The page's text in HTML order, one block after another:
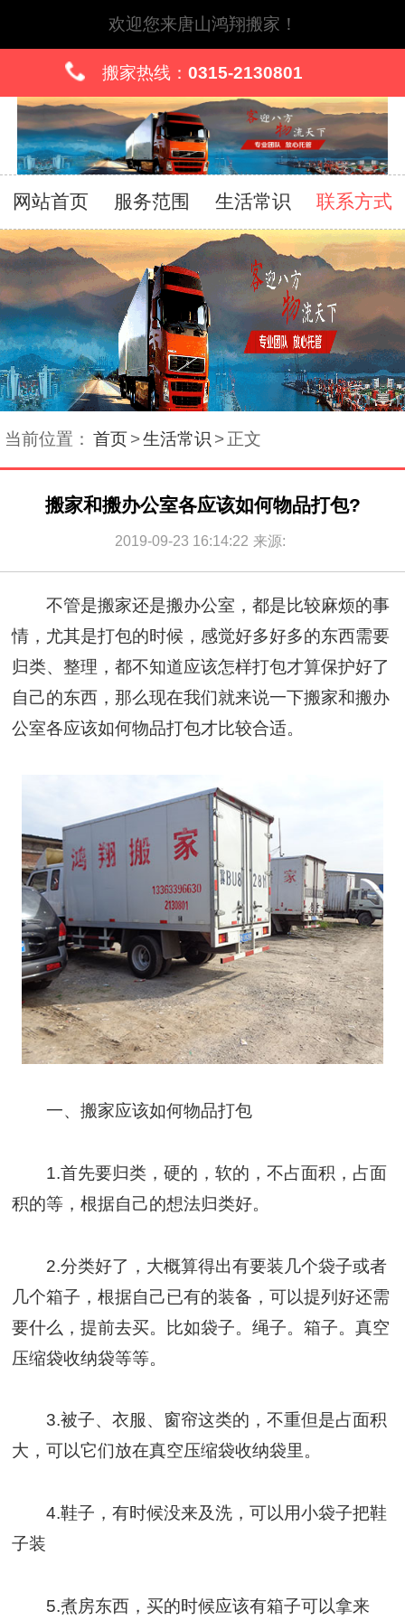
欢迎您来唐山鸿翔搬家！
搬家热线： 0315-2130801
网站首页 服务范围 生活常识 联系方式
当前位置： 首页>生活常识 >正文
搬家和搬办公室各应该如何物品打包?
2019-09-23 16:14:22 来源:
不管是搬家还是搬办公室，都是比较麻烦的事
情，尤其是打包的时候，感觉好多好多的东西需要
归类、整理，都不知道应该怎样打包才算保护好了
自己的东西，那么现在我们就来说一下搬家和搬办
公室各应该如何物品打包才比较合适。
一、搬家应该如何物品打包
1.首先要归类，硬的，软的，不占面积，占面
积的等，根据自己的想法归类好。
2.分类好了，大概算得出有要装几个袋子或者
几个箱子，根据自己已有的装备，可以提列好还需
要什么，提前去买。比如袋子。绳子。箱子。真空
压缩袋收纳袋等等。
3.被子、衣服、窗帘这类的，不重但是占面积
大，可以它们放在真空压缩袋收纳袋里。
4.鞋子，有时候没来及洗，可以用小袋子把鞋
子装
5.煮房东西，买的时候应该有箱子可以拿来